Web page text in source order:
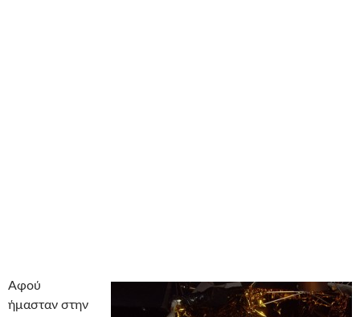
Αφού
ήμασταν στην